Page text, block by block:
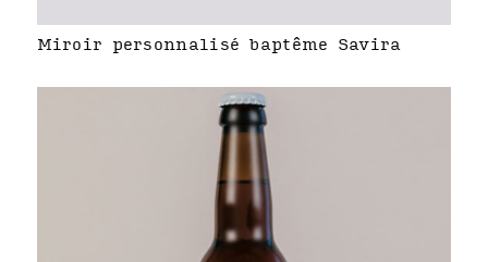
Miroir personnalisé baptême Savira